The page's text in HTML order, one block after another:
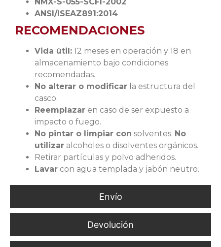
Envío
Devolución
NMX-S-055-SCFI-2002
ANSI/ISEAZ891:2014
RECOMENDACIONES
Vida útil: 12 meses en operación y 18 en
almacenamiento bajo condiciones
recomendadas.
No alterar o modificar la estructura del
casco.
Reemplazar en caso de ser expuesto a
impacto o fuego.
No pintar o limpiar con solventes. No
utilizar alcoholes o disolventes orgánicos.
Retirar partículas y polvo adheridos.
Lavar con agua templada y jabón neutro.